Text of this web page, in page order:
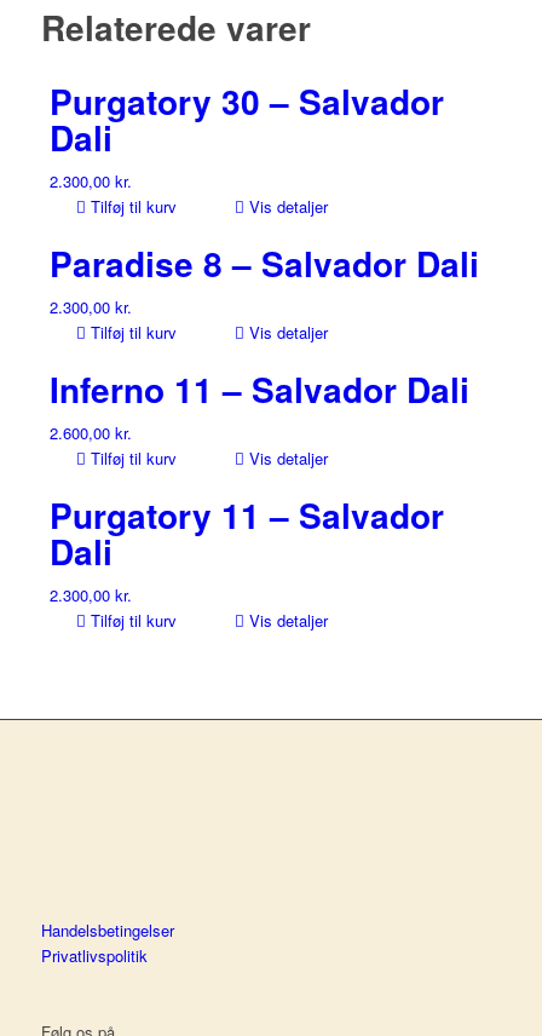
Relaterede varer
Purgatory 30 – Salvador
Dali
2.300,00 kr.
Tilføj til kurv
Vis detaljer
Paradise 8 – Salvador Dali
2.300,00 kr.
Tilføj til kurv
Vis detaljer
Inferno 11 – Salvador Dali
2.600,00 kr.
Tilføj til kurv
Vis detaljer
Purgatory 11 – Salvador
Dali
2.300,00 kr.
Tilføj til kurv
Vis detaljer
Handelsbetingelser
Privatlivspolitik